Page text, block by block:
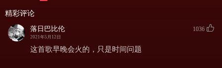
Your one and only
精彩评论
落日巴比伦
2021年5月12日
1036
这首歌早晚会火的，只是时间问题